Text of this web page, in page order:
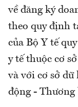
về đăng ký
theo quy định
của Bộ Y tế
y tế thuộc cơ
và với cơ sở dữ
động -